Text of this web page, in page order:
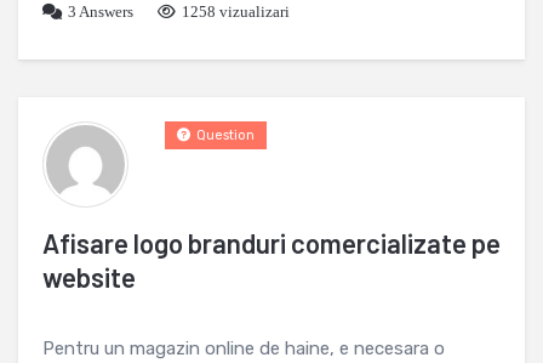
3 Answers 1258 vizualizari
Afisare logo branduri comercializate pe
website
Question
Pentru un magazin online de haine, e necesara o